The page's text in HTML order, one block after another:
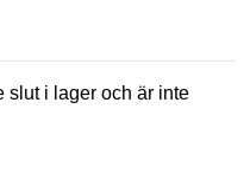
slut i lager och är inte